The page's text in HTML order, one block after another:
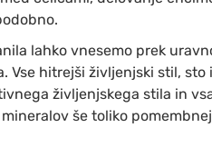
lahko vnesemo prek
Vse hitrejši življenjski stil,
življenjskega stila in
še toliko